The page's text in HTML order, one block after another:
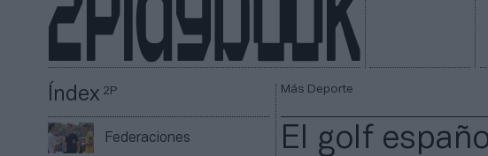
Índex2P
Federaciones
Más Deporte
El golf